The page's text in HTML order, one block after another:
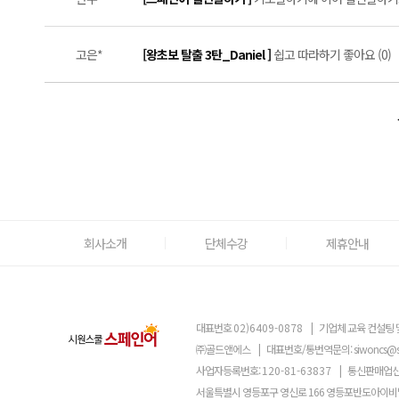
고은* [왕초보 탈출 3탄_Daniel ] 쉽고 따라하기 좋아요 (0)
회사소개 단체수강 제휴안내
대표번호02)6409-0878 | 기업체 교육 컨설팅
㈜골드앤에스 | 대표번호/통번역문의:
사업자등록번호:120-81-63837 | 통신판매업
서울특별시 영등포구 영신로 166 영등포반도아이